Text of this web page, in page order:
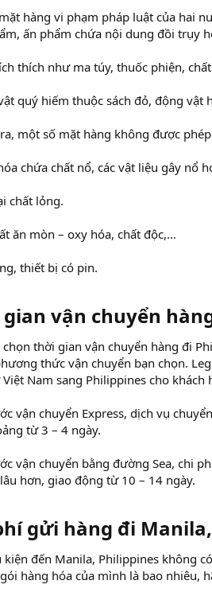
hàng vi phạm pháp luật của hai
ấn phẩm chứa nội dung đồi trụy
thích như ma túy, thuốc phiện,
quý hiếm thuộc sách đỏ, động vật
một số mặt hàng không được
chứa chất nổ, các vật liệu gây nổ
chất lỏng.
ăn mòn – oxy hóa, chất độc,…
thiết bị có pin.
vận chuyển
chọn thời gian vận chuyển hàng đi
thức vận chuyển bạn chọn.
Nam sang Philippines cho khách
vận chuyển Express, dịch vụ
từ 3 – 4 ngày.
vận chuyển bằng đường Sea, chi
hơn, giao động từ 10 – 14 ngày.
gửi hàng đi
kiện đến Manila, Philippines không
hàng hóa của mình là bao nhiêu,